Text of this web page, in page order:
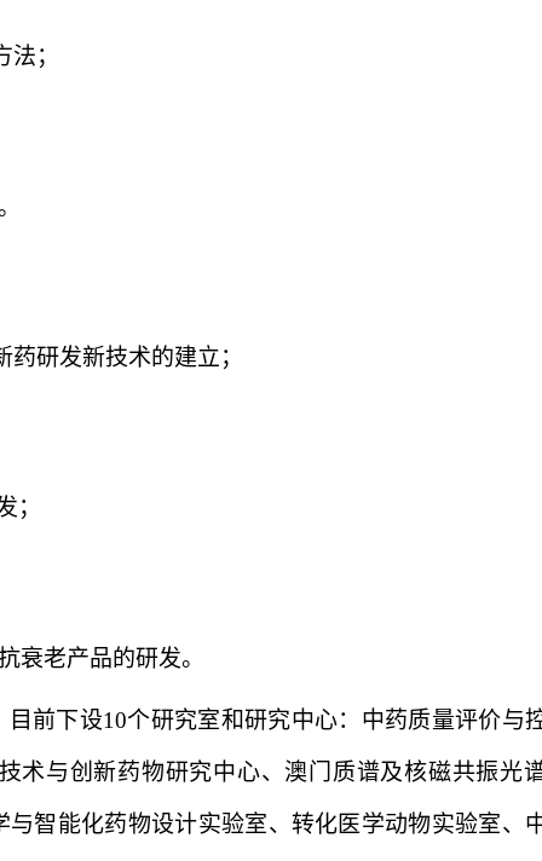
；
研发新技术的建立；
；
衰老产品的研发。
目前下设10个研究室和研究中心：中药质量评价与
术与创新药物研究中心、澳门质谱及核磁共振光
智能化药物设计实验室、转化医学动物实验室、